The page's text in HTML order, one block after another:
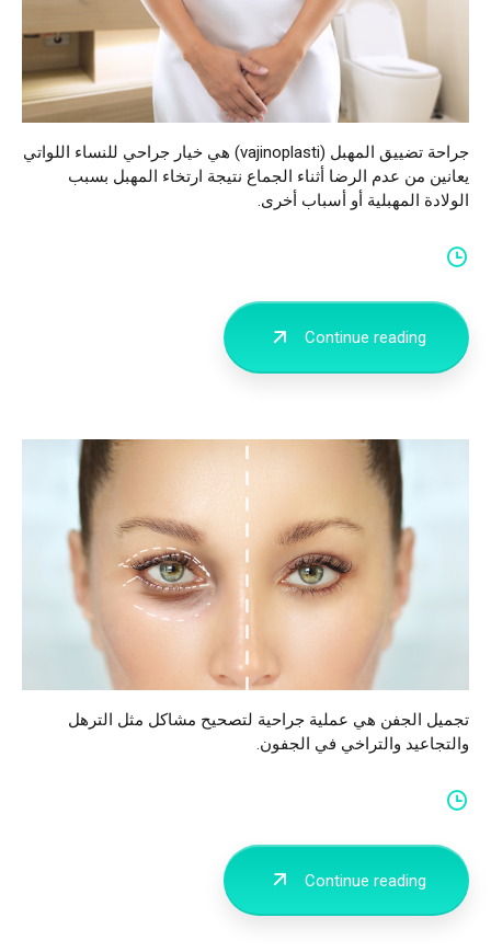
جراحة تضييق المهبل (vajinoplasti) هي خيار جراحي للنساء اللواتي
يعانين من عدم الرضا أثناء الجماع نتيجة ارتخاء المهبل بسبب
الولادة المهبلية أو أسباب أخرى.
Continue reading
تجميل الجفن هي عملية جراحية لتصحيح مشاكل مثل الترهل
والتجاعيد والتراخي في الجفون.
Continue reading